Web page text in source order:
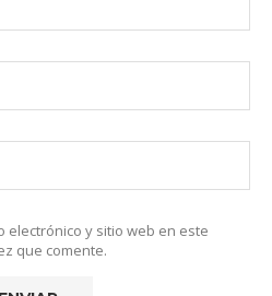
electrónico y sitio web en este
que comente.